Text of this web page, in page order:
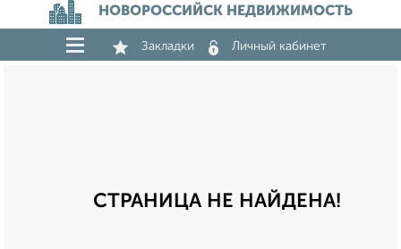
НОВОРОССИЙСК НЕДВИЖИМОСТЬ
Закладки Личный кабинет
СТРАНИЦА НЕ НАЙДЕНА!